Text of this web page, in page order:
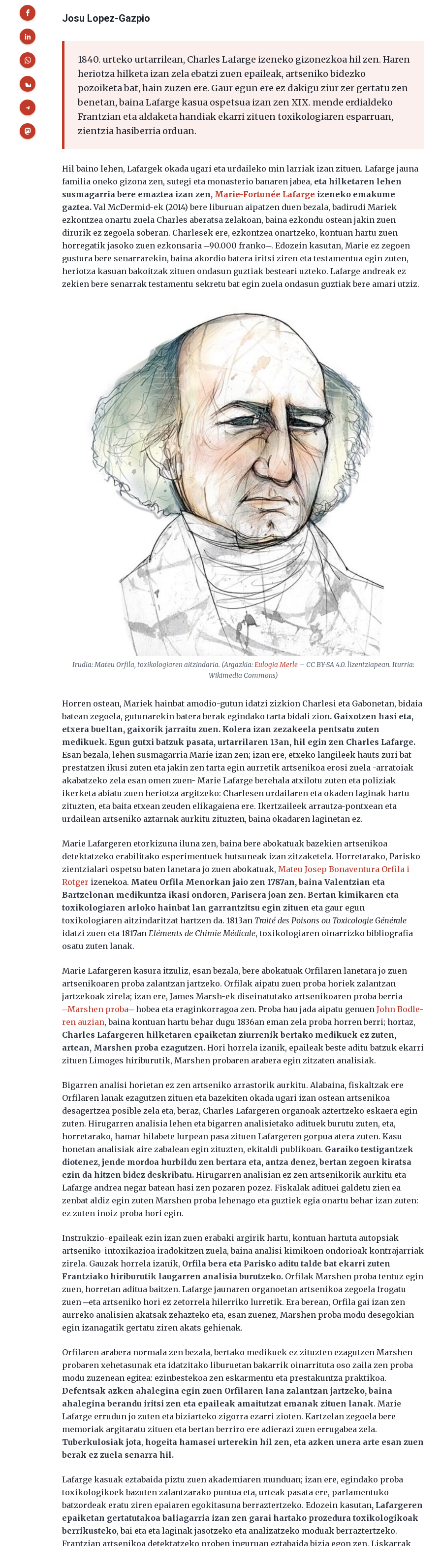
Josu Lopez-Gazpio
1840. urteko urtarrilean, Charles Lafarge izeneko gizonezkoa hil zen. Haren
heriotza hilketa izan zela ebatzi zuen epaileak, artseniko bidezko
pozoiketa bat, hain zuzen ere. Gaur egun ere ez dakigu ziur zer gertatu zen
benetan, baina Lafarge kasua ospetsua izan zen XIX. mende erdialdeko
Frantzian eta aldaketa handiak ekarri zituen toxikologiaren esparruan,
zientzia hasiberria orduan.
Hil baino lehen, Lafargek okada ugari eta urdaileko min larriak izan zituen. Lafarge jauna
familia oneko gizona zen, sutegi eta monasterio banaren jabea, eta hilketaren lehen
susmagarria bere emaztea izan zen, Marie-Fortunée Lafarge izeneko emakume
gaztea.Val McDermid-ek (2014) bere liburuan aipatzen duen bezala, badirudi Mariek
ezkontzea onartu zuela Charles aberatsa zelakoan, baina ezkondu ostean jakin zuen
dirurik ez zegoela soberan. Charlesek ere, ezkontzea onartzeko, kontuan hartu zuen
horregatik jasoko zuen ezkonsaria ─90.000 franko─. Edozein kasutan, Marie ez zegoen
gustura bere senarrarekin, baina akordio batera iritsi ziren eta testamentua egin zuten,
heriotza kasuan bakoitzak zituen ondasun guztiak besteari uzteko. Lafarge andreak ez
zekien bere senarrak testamentu sekretu bat egin zuela ondasun guztiak bere amari utziz.
Irudia: Mateu Orfila, toxikologiaren aitzindaria. (Argazkia:Eulogia Merle– CC BY-SA 4.0. lizentziapean. Iturria:
Wikimedia Commons)
Horren ostean, Mariek hainbat amodio-gutun idatzi zizkion Charlesi eta Gabonetan, bidaia
batean zegoela, gutunarekin batera berak egindako tarta bidali zion. Gaixotzen hasi eta,
etxera bueltan, gaixorik jarraitu zuen. Kolera izan zezakeela pentsatu zuten
medikuek. Egun gutxi batzuk pasata, urtarrilaren 13an, hil egin zen Charles Lafarge.
Esan bezala, lehen susmagarria Marie izan zen; izan ere, etxeko langileek hauts zuri bat
prestatzen ikusi zuten eta jakin zen tarta egin aurretik artsenikoa erosi zuela -arratoiak
akabatzeko zela esan omen zuen- Marie Lafarge berehala atxilotu zuten eta poliziak
ikerketa abiatu zuen heriotza argitzeko: Charlesen urdailaren eta okaden laginak hartu
zituzten, eta baita etxean zeuden elikagaiena ere. Ikertzaileek arrautza-pontxean eta
urdailean artseniko aztarnak aurkitu zituzten, baina okadaren laginetan ez.
Marie Lafargeren etorkizuna iluna zen, baina bere abokatuak bazekien artsenikoa
detektatzeko erabilitako esperimentuek hutsuneak izan zitzaketela. Horretarako, Parisko
zientzialari ospetsu baten lanetara jo zuen abokatuak,Mateu Josep Bonaventura Orfila i
Rotger izenekoa. Mateu Orfila Menorkan jaio zen 1787an, baina Valentzian eta
Bartzelonan medikuntza ikasi ondoren, Parisera joan zen. Bertan kimikaren eta
toxikologiaren arloko hainbat lan garrantzitsu egin zituen eta gaur egun
toxikologiaren aitzindaritzat hartzen da. 1813an Traité des Poisons ou Toxicologie Générale
idatzi zuen eta 1817anEléments de Chimie Médicale, toxikologiaren oinarrizko bibliografia
osatu zuten lanak.
Marie Lafargeren kasura itzuliz, esan bezala, bere abokatuak Orfilaren lanetara jo zuen
artsenikoaren proba zalantzan jartzeko. Orfilak aipatu zuen proba horiek zalantzan
jartzekoak zirela; izan ere, James Marsh-ek diseinatutako artsenikoaren proba berria
─Marshen proba─ hobea eta eraginkorragoa zen. Proba hau jada aipatu genuenJohn Bodle-
ren auzian, baina kontuan hartu behar dugu 1836an eman zela proba horren berri; hortaz,
Charles Lafargeren hilketaren epaiketan ziurrenik bertako medikuek ez zuten,
artean, Marshen proba ezagutzen. Hori horrela izanik, epaileak beste aditu batzuk ekarri
zituen Limoges hiriburutik, Marshen probaren arabera egin zitzaten analisiak.
Bigarren analisi horietan ez zen artseniko arrastorik aurkitu. Alabaina, fiskaltzak ere
Orfilaren lanak ezagutzen zituen eta bazekiten okada ugari izan ostean artsenikoa
desagertzea posible zela eta, beraz, Charles Lafargeren organoak aztertzeko eskaera egin
zuten. Hirugarren analisia lehen eta bigarren analisietako adituek burutu zuten, eta,
horretarako, hamar hilabete lurpean pasa zituen Lafargeren gorpua atera zuten. Kasu
honetan analisiak aire zabalean egin zituzten, ekitaldi publikoan. Garaiko testigantzek
diotenez, jende mordoa hurbildu zen bertara eta, antza denez, bertan zegoen kiratsa
ezin da hitzen bidez deskribatu. Hirugarren analisian ez zen artsenikorik aurkitu eta
Lafarge andrea negar batean hasi zen pozaren pozez. Fiskalak adituei galdetu zien ea
zenbat aldiz egin zuten Marshen proba lehenago eta guztiek egia onartu behar izan zuten:
ez zuten inoiz proba hori egin.
Instrukzio-epaileak ezin izan zuen erabaki argirik hartu, kontuan hartuta autopsiak
artseniko-intoxikazioa iradokitzen zuela, baina analisi kimikoen ondorioak kontrajarriak
zirela. Gauzak horrela izanik, Orfila bera eta Parisko aditu talde bat ekarri zuten
Frantziako hiriburutik laugarren analisia burutzeko. Orfilak Marshen proba tentuz egin
zuen, horretan aditua baitzen. Lafarge jaunaren organoetan artsenikoa zegoela frogatu
zuen ─eta artseniko hori ez zetorrela hilerriko lurretik. Era berean, Orfila gai izan zen
aurreko analisien akatsak zehazteko eta, esan zuenez, Marshen proba modu desegokian
egin izanagatik gertatu ziren akats gehienak.
Orfilaren arabera normala zen bezala, bertako medikuek ez zituzten ezagutzen Marshen
probaren xehetasunak eta idatzitako liburuetan bakarrik oinarrituta oso zaila zen proba
modu zuzenean egitea: ezinbestekoa zen eskarmentu eta prestakuntza praktikoa.
Defentsak azken ahalegina egin zuen Orfilaren lana zalantzan jartzeko, baina
ahalegina berandu iritsi zen eta epaileak amaitutzat emanak zituen lanak. Marie
Lafarge errudun jo zuten eta biziarteko zigorra ezarri zioten. Kartzelan zegoela bere
memoriak argitaratu zituen eta bertan berriro ere adierazi zuen errugabea zela.
Tuberkulosiak jota, hogeita hamasei urterekin hil zen, eta azken unera arte esan zuen
berak ez zuela senarra hil.
Lafarge kasuak eztabaida piztu zuen akademiaren munduan; izan ere, egindako proba
toxikologikoek bazuten zalantzarako puntua eta, urteak pasata ere, parlamentuko
batzordeak eratu ziren epaiaren egokitasuna berraztertzeko. Edozein kasutan, Lafargeren
epaiketan gertatutakoa baliagarria izan zen garai hartako prozedura toxikologikoak
berrikusteko, bai eta eta laginak jasotzeko eta analizatzeko moduak berraztertzeko.
Frantzian artsenikoa detektatzeko proben inguruan eztabaida bizia egon zen. Liskarrak